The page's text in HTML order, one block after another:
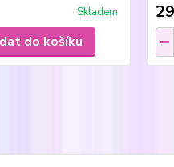
Skladem
do košíku